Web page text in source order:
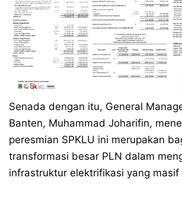
Senada dengan itu, General
Banten, Muhammad Joharifin,
peresmian SPKLU ini merupakan
transformasi besar PLN dalam
infrastruktur elektrifikasi yang masif